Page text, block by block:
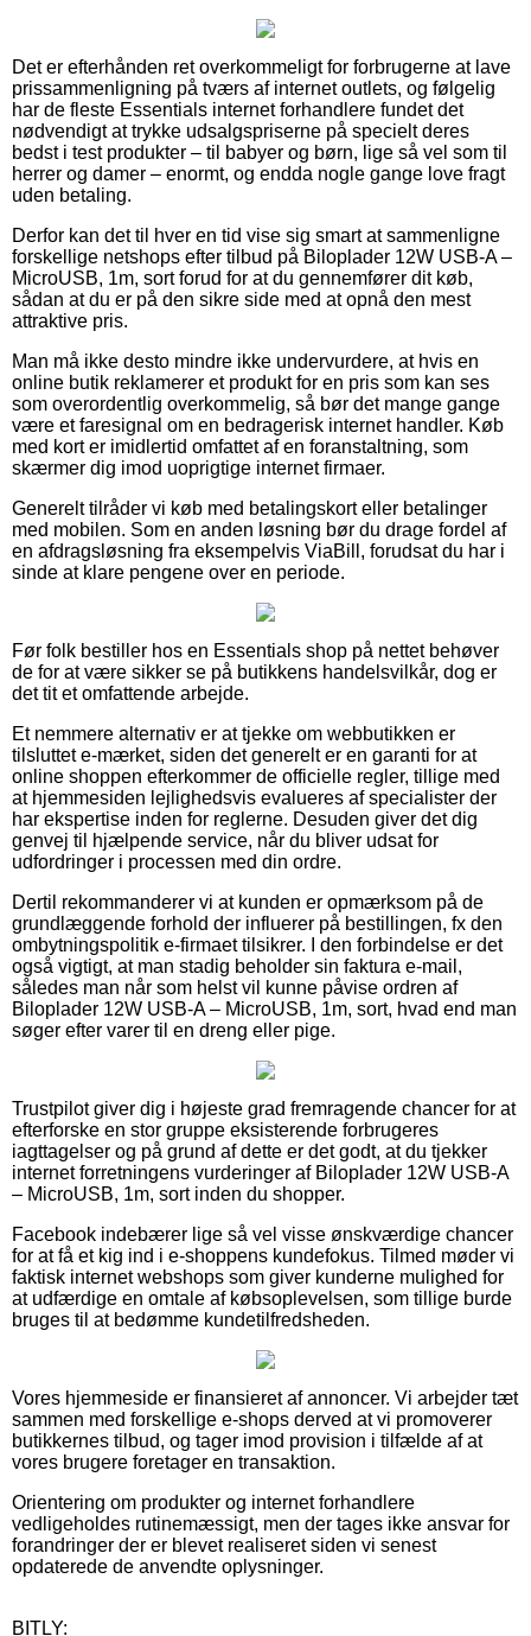
Det er efterhånden ret overkommeligt for forbrugerne at lave
prissammenligning på tværs af internet outlets, og følgelig
har de fleste Essentials internet forhandlere fundet det
nødvendigt at trykke udsalgspriserne på specielt deres
bedst i test produkter – til babyer og børn, lige så vel som til
herrer og damer – enormt, og endda nogle gange love fragt
uden betaling.
Derfor kan det til hver en tid vise sig smart at sammenligne
forskellige netshops efter tilbud på Biloplader 12W USB-A –
MicroUSB, 1m, sort forud for at du gennemfører dit køb,
sådan at du er på den sikre side med at opnå den mest
attraktive pris.
Man må ikke desto mindre ikke undervurdere, at hvis en
online butik reklamerer et produkt for en pris som kan ses
som overordentlig overkommelig, så bør det mange gange
være et faresignal om en bedragerisk internet handler. Køb
med kort er imidlertid omfattet af en foranstaltning, som
skærmer dig imod uoprigtige internet firmaer.
Generelt tilråder vi køb med betalingskort eller betalinger
med mobilen. Som en anden løsning bør du drage fordel af
en afdragsløsning fra eksempelvis ViaBill, forudsat du har i
sinde at klare pengene over en periode.
Før folk bestiller hos en Essentials shop på nettet behøver
de for at være sikker se på butikkens handelsvilkår, dog er
det tit et omfattende arbejde.
Et nemmere alternativ er at tjekke om webbutikken er
tilsluttet e-mærket, siden det generelt er en garanti for at
online shoppen efterkommer de officielle regler, tillige med
at hjemmesiden lejlighedsvis evalueres af specialister der
har ekspertise inden for reglerne. Desuden giver det dig
genvej til hjælpende service, når du bliver udsat for
udfordringer i processen med din ordre.
Dertil rekommanderer vi at kunden er opmærksom på de
grundlæggende forhold der influerer på bestillingen, fx den
ombytningspolitik e-firmaet tilsikrer. I den forbindelse er det
også vigtigt, at man stadig beholder sin faktura e-mail,
således man når som helst vil kunne påvise ordren af
Biloplader 12W USB-A – MicroUSB, 1m, sort, hvad end man
søger efter varer til en dreng eller pige.
Trustpilot giver dig i højeste grad fremragende chancer for at
efterforske en stor gruppe eksisterende forbrugeres
iagttagelser og på grund af dette er det godt, at du tjekker
internet forretningens vurderinger af Biloplader 12W USB-A
– MicroUSB, 1m, sort inden du shopper.
Facebook indebærer lige så vel visse ønskværdige chancer
for at få et kig ind i e-shoppens kundefokus. Tilmed møder vi
faktisk internet webshops som giver kunderne mulighed for
at udfærdige en omtale af købsoplevelsen, som tillige burde
bruges til at bedømme kundetilfredsheden.
Vores hjemmeside er finansieret af annoncer. Vi arbejder tæt
sammen med forskellige e-shops derved at vi promoverer
butikkernes tilbud, og tager imod provision i tilfælde af at
vores brugere foretager en transaktion.
Orientering om produkter og internet forhandlere
vedligeholdes rutinemæssigt, men der tages ikke ansvar for
forandringer der er blevet realiseret siden vi senest
opdaterede de anvendte oplysninger.
BITLY: